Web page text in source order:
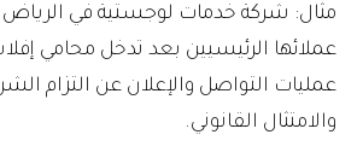
عملائها الرئيسيين بعد تدخل محامي
عمليات التواصل والإعلان عن التزام
والامتثال القانوني.